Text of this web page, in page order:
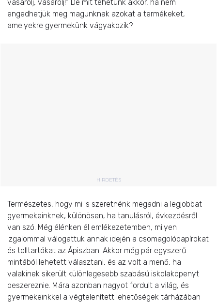
vásárolj, vásárolj!” De mit tehetünk akkor, ha nem
engedhetjük meg magunknak azokat a termékeket,
amelyekre gyermekünk vágyakozik?
HIRDETÉS
Természetes, hogy mi is szeretnénk megadni a legjobbat
gyermekeinknek, különösen, ha tanulásról, évkezdésről
van szó. Még élénken él emlékezetemben, milyen
izgalommal válogattuk annak idején a csomagolópapírokat
és tolltartókat az Ápiszban. Akkor még pár egyszerű
mintából lehetett választani, és az volt a menő, ha
valakinek sikerült különlegesebb szabású iskolaköpenyt
beszereznie. Mára azonban nagyot fordult a világ, és
gyermekeinkkel a végtelenített lehetőségek tárházában